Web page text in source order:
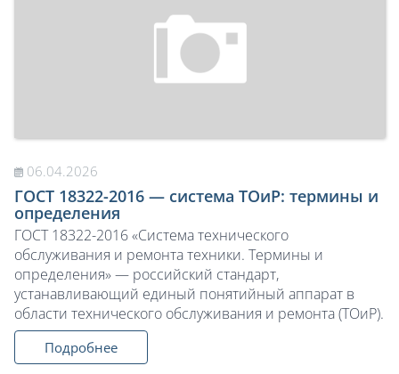
06.04.2026
ГОСТ 18322-2016 — система ТОиР: термины и
определения
ГОСТ 18322-2016 «Система технического
обслуживания и ремонта техники. Термины и
определения» — российский стандарт,
устанавливающий единый понятийный аппарат в
области технического обслуживания и ремонта (ТОиР).
Подробнее